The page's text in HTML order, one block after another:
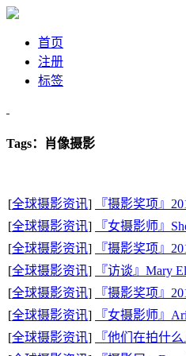
首页
注册
标签
Tags：肖像摄影
[全球摄影资讯] 『摄影奖项』
[全球摄影资讯] 『女摄影师』
[全球摄影资讯] 『摄影奖项』
[全球摄影资讯] 『访谈』Mary
[全球摄影资讯] 『摄影奖项』
[全球摄影资讯] 『女摄影师』
[全球摄影资讯] 『他们在拍什